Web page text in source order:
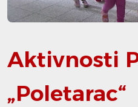
Aktivnosti
„Poletarac“